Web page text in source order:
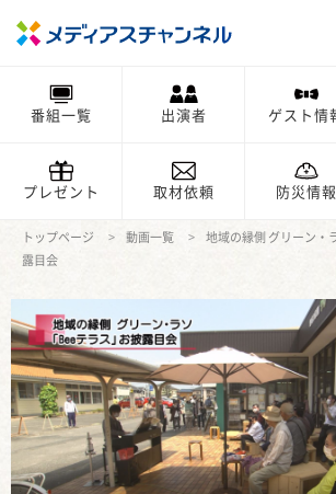
番組一覧 出演者 ゲスト情
プレゼント 取材依頼 防災情報
トップページ 動画一覧
地域の縁側 グリーン・
露目会